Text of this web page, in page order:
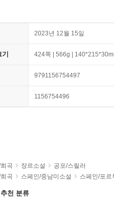
2023년 12월 15일
424쪽 | 566g |
9791156754497
1156754496
곡 장르소설
공포/스릴러
곡 스페인/중남미소설 스페인/포르
천 분류